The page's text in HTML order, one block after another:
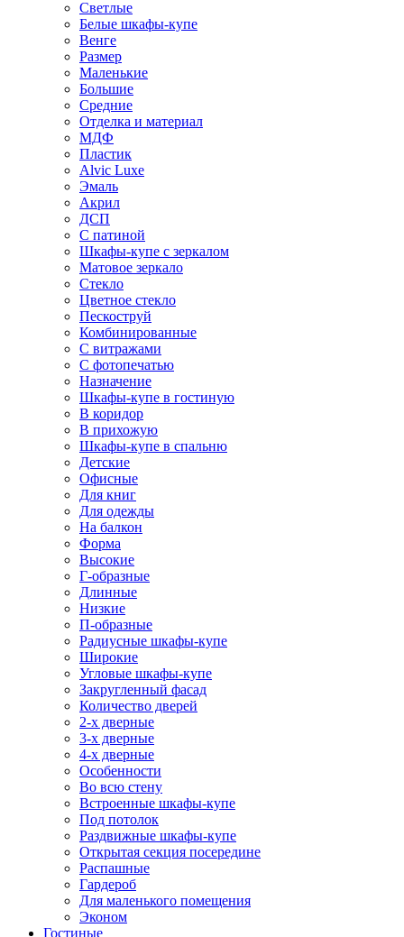
Светлые
Белые шкафы-купе
Венге
Размер
Маленькие
Большие
Средние
Отделка и материал
МДФ
Пластик
Alvic Luxe
Эмаль
Акрил
ДСП
С патиной
Шкафы-купе с зеркалом
Матовое зеркало
Стекло
Цветное стекло
Пескоструй
Комбинированные
С витражами
С фотопечатью
Назначение
Шкафы-купе в гостиную
В коридор
В прихожую
Шкафы-купе в спальню
Детские
Офисные
Для книг
Для одежды
На балкон
Форма
Высокие
Г-образные
Длинные
Низкие
П-образные
Радиусные шкафы-купе
Широкие
Угловые шкафы-купе
Закругленный фасад
Количество дверей
2-х дверные
3-х дверные
4-х дверные
Особенности
Во всю стену
Встроенные шкафы-купе
Под потолок
Раздвижные шкафы-купе
Открытая секция посередине
Распашные
Гардероб
Для маленького помещения
Эконом
Гостиные